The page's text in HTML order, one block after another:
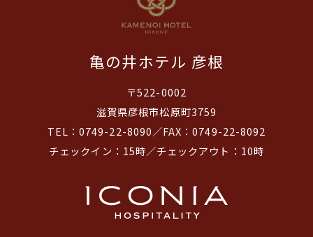
亀の井ホテル 彦根
〒522-0002
滋賀県彦根市松原町3759
TEL：0749-22-8090／FAX：0749-22-8092
チェックイン：15時／チェックアウト：10時